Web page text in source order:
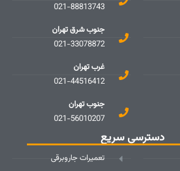
021-88813743
جنوب شرق تهران
021-33078872
غرب تهران
021-44516412
جنوب تهران
021-56010207
دسترسی سریع
تعمیرات جاروبرقی